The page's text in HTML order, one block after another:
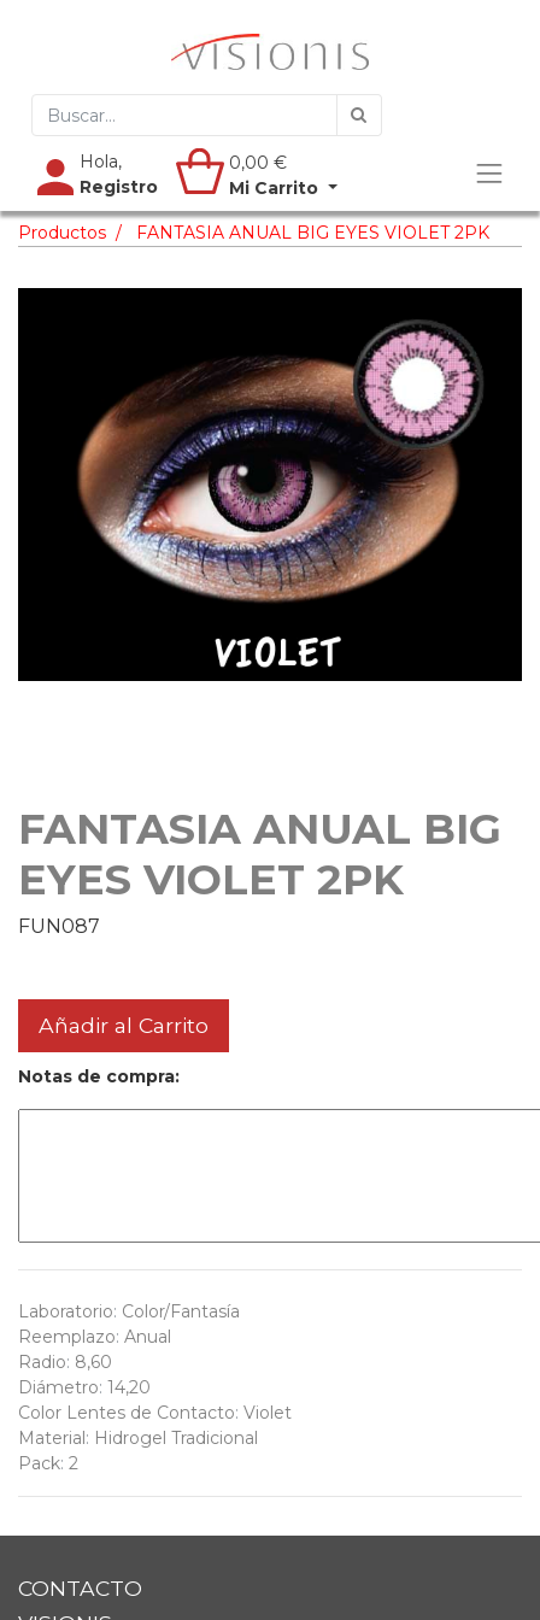
Hola,
Registro
0,00 €
Mi Carrito
Productos FANTASIA ANUAL BIG EYES VIOLET 2PK
FANTASIA ANUAL BIG
EYES VIOLET 2PK
FUN087
Añadir al Carrito
Notas de compra:
Laboratorio: Color/Fantasía
Reemplazo: Anual
Radio: 8,60
Diámetro: 14,20
Color Lentes de Contacto: Violet
Material: Hidrogel Tradicional
Pack: 2
CONTACTO